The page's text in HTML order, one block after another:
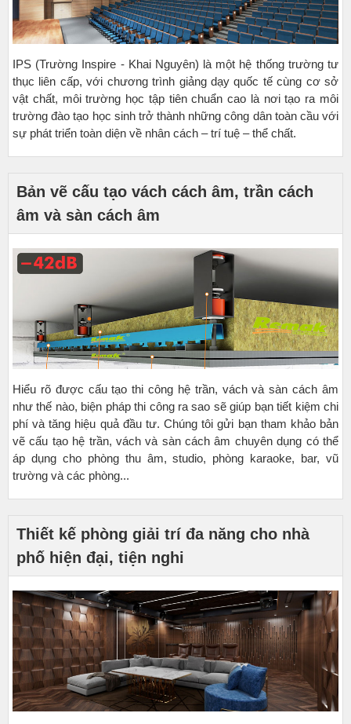
IPS (Trường Inspire - Khai Nguyên) là một hệ thống trường tư
thục liên cấp, với chương trình giảng dạy quốc tế cùng cơ sở
vật chất, môi trường học tập tiên chuẩn cao là nơi tạo ra môi
trường đào tạo học sinh trở thành những công dân toàn cầu với
sự phát triển toàn diện về nhân cách – trí tuệ – thể chất.
Bản vẽ cấu tạo vách cách âm, trần cách
âm và sàn cách âm
Hiểu rõ được cấu tạo thi công hệ trần, vách và sàn cách âm
như thế nào, biện pháp thi công ra sao sẽ giúp bạn tiết kiệm chi
phí và tăng hiệu quả đầu tư. Chúng tôi gửi bạn tham khảo bản
vẽ cấu tạo hệ trần, vách và sàn cách âm chuyên dụng có thể
áp dụng cho phòng thu âm, studio, phòng karaoke, bar, vũ
trường và các phòng...
Thiết kế phòng giải trí đa năng cho nhà
phố hiện đại, tiện nghi